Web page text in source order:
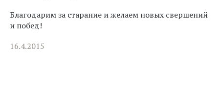
Благодарим за старание и желаем новых свершений
и побед!
16.4.2015